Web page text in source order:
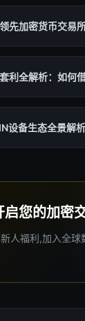
先加密货币交
利全解析：如何
设备生态全景解
启您的加密
人福利,加入全球